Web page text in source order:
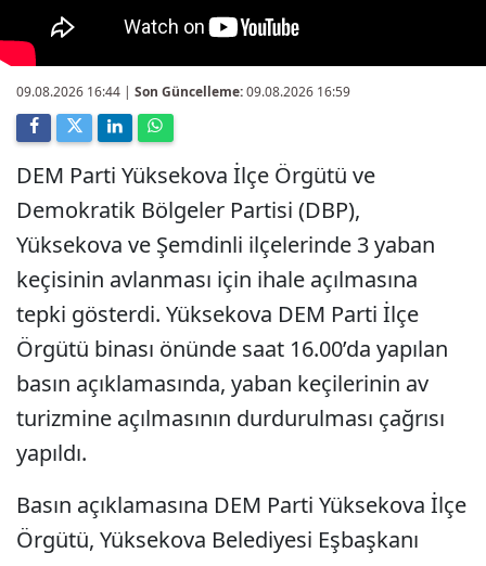
09.08.2026 16:44 | Son Güncelleme:09.08.2026 16:59
DEM Parti Yüksekova İlçe Örgütü ve
Demokratik Bölgeler Partisi (DBP),
Yüksekova ve Şemdinli ilçelerinde 3 yaban
keçisinin avlanması için ihale açılmasına
tepki gösterdi. Yüksekova DEM Parti İlçe
Örgütü binası önünde saat 16.00’da yapılan
basın açıklamasında, yaban keçilerinin av
turizmine açılmasının durdurulması çağrısı
yapıldı.
Basın açıklamasına DEM Parti Yüksekova İlçe
Örgütü, Yüksekova Belediyesi Eşbaşkanı